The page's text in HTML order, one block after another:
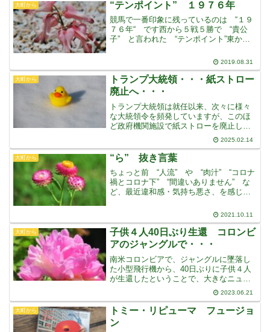
し、目と鼻の先の日本に侵攻してきまし
たこの国難時、幕府から
大町から “テンポイント” １９７６年
競馬で一番印象に残っているのは “１９
７６年“ です西から５戦５勝で “貴公
子” と言われた “テンポイント”東から
ウショウボーイこの２頭が “速い馬が勝
つ” と言われる、３冠の初戦 “皐月
賞” に文
2019.08.31
大町から
トランプ大統領・・・紙ストロー
廃止へ・・・
トランプ大統領は就任以来、次々に様々
な大統領令を頻発していますが、このほ
ど政府機関施設で紙ストローを廃止し、
プラスチックストローの復活を促す大統
領令に署名しましたトランプ大統領は、
バイデン前大統領の使い捨てプラスチッ
ク製品の削減政策を批判し
2025.02.14
大町から “ら” 抜き言葉
ちょっと前 “人流” や “肉汁” “コロナ
禍とコロナ下” “間違いありません” な
ど、最近違和感・気持ち悪さ、を感じて
と以前から引っ掛かり、私だけでなく、
社会的にも気になっている人が多いとい
うのが “ら
2021.10.11
大町から
子供４人40日ぶり生還 コロンビ
アのジャングルで・・・
南米コロンビアで、ジャングルに墜落し
た小型飛行機から、40日ぶりに子供４人
が生還したということで、大きなニュー
スになっています母親と子供４人と操縦
士２人の、計７人の乗った小型飛行機が
アマゾンのジャングルに墜落したのだそ
うですそして墜落した機
2023.06.21
大町から
トミー・リピューマ フュージョ
ン